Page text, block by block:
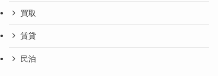
買取
賃貸
民泊